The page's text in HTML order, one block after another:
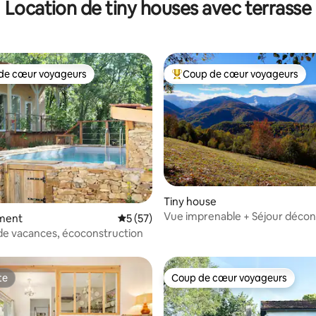
Location de tiny houses avec terrasse
base de 102 commentaires : 4,96 sur 5
cœur voyageurs les plus appréciés
cœur voyageurs
Évaluation moyenne sur la base de 57
5 (57)
vacances, écoconstruction
Coups de cœur voyageurs les
Coup de cœur voyageurs
Tiny house
Vue imprenable + Séjour
Coup de cœur voyageurs
Coup de cœur voyageurs